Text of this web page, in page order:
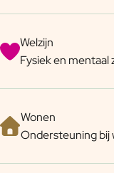
Welzijn
Fysiek en mentaal
Wonen
Ondersteuning bij